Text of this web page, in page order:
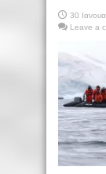
30
Leave a